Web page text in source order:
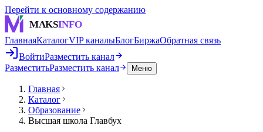
Перейти к основному содержанию
MAKSINFO
ГлавнаяКаталогVIP каналыБлогБиржаОбратная связь
ВойтиРазместить канал
РазместитьРазместить канал Меню
Главная
Каталог
Образование
Высшая школа Главбух